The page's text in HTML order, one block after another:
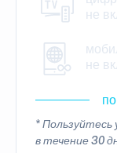
не
не
* Пользуйтесь
в течение 30